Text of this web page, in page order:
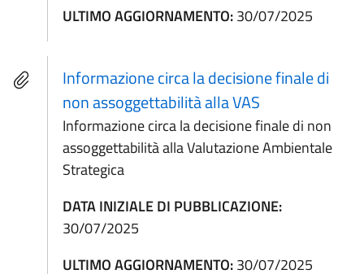
ULTIMO AGGIORNAMENTO:30/07/2025
Informazione circa la decisione finale di
non assoggettabilità alla VAS
Informazione circa la decisione finale di non
assoggettabilità alla Valutazione Ambientale
Strategica
DATA INIZIALE DI PUBBLICAZIONE:
30/07/2025
ULTIMO AGGIORNAMENTO:30/07/2025